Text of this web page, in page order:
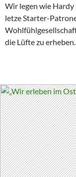
Wir legen wie Hardy
letze Starter-
die Lüfte zu